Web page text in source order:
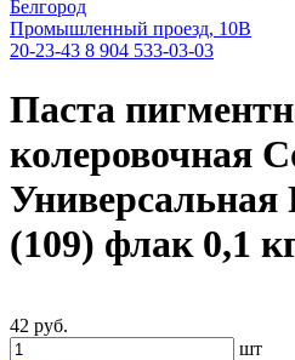
Белгород
Промышленный проезд, 10В
20-23-43 8 904 533-03-03
Паста
колеровочная
(109) флак 0,1
42 руб.
шт